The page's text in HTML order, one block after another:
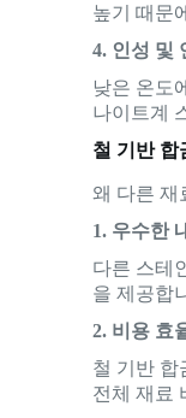
높기 때문
4. 인성 및
낮은 온도
나이트계
철 기반 합
왜 다른 재
1. 우수한
다른 스테
을 제공합
2. 비용 효
철 기반 합
전체 재료